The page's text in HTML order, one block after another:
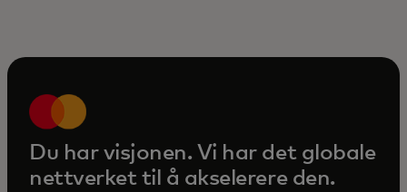
Du har visjonen. Vi har det globale
nettverket til å akselerere den.